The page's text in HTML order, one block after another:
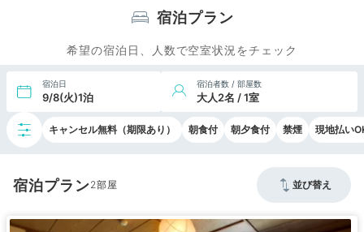
事は「雑炊」と思い込んでいた連れ合いはカニ炊き
込みご飯に驚いていました。
朝食：オオバコであることを宿の側も自覚されてい
るんですね、本当に お席は潤沢にあって驚きまし
た。
様々な料理が
所狭しと並ぶブフェ台はどうしても混雑します。ご
飯と汁物は係りの方から受け取る方式でとても良い
ですね
正直な仲居さんが「さほど良い部屋では無い」と仰
宿泊プラン
希望の宿泊日、人数で空室状況をチェック
宿泊日
9/8(火)1泊
宿泊者数 / 部屋数
大人2名 / 1室
キャンセル無料（期限あり） 朝食付 朝夕食付 禁煙 現地払い
宿泊プラン2 並び替え